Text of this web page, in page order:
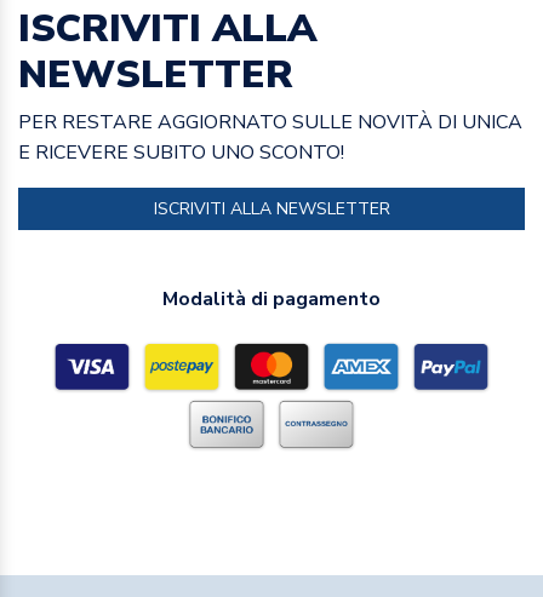
ISCRIVITI ALLA
NEWSLETTER
PER RESTARE AGGIORNATO SULLE NOVITÀ DI UNICA
E RICEVERE SUBITO UNO SCONTO!
ISCRIVITI ALLA NEWSLETTER
Modalità di pagamento